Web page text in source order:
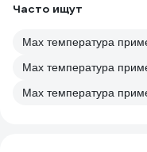
Часто ищут
Max температура
Max температура
Max температура